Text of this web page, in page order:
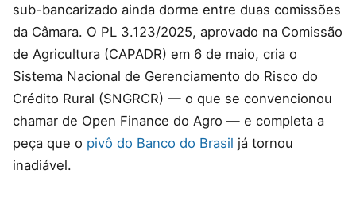
sub-bancarizado ainda dorme entre duas comissões
da Câmara. O PL 3.123/2025, aprovado na Comissão
de Agricultura (CAPADR) em 6 de maio, cria o
Sistema Nacional de Gerenciamento do Risco do
Crédito Rural (SNGRCR) — o que se convencionou
chamar de Open Finance do Agro — e completa a
peça que o pivô do Banco do Brasil já tornou
inadiável.